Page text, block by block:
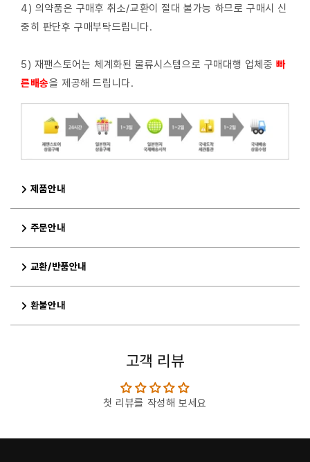
4) 의약품은 구매후 취소/교환이 절대 불가능 하므로 구매시 신
중히 판단후 구매부탁드립니다.
5) 재팬스토어는 체계화된 물류시스템으로 구매대행 업체중빠
른배송을 제공해 드립니다.
제품안내
주문안내
교환/반품안내
환불안내
고객 리뷰
첫 리뷰를 작성해 보세요